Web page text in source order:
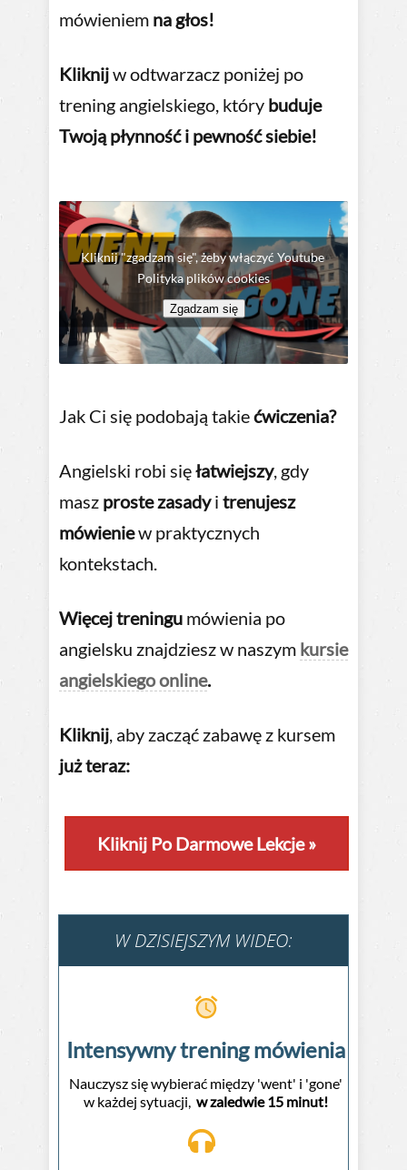
mówieniem na głos!
Kliknijw odtwarzacz poniżej po
trening angielskiego, który buduje
Twoją płynność i pewność siebie!
Kliknij "zgadzam się", żeby włączyć Youtube
Polityka plików cookies
Zgadzam się
Jak Ci się podobają takiećwiczenia?
Angielski robi sięłatwiejszy, gdy
masz proste zasadyi trenujesz
mówieniew praktycznych
kontekstach.
Więcej treningu mówienia po
angielsku znajdziesz w naszym kursie
angielskiego online.
Kliknij, aby zacząć zabawę z kursem
już teraz:
Kliknij Po Darmowe Lekcje»
W DZISIEJSZYM WIDEO:
Intensywny trening mówienia
Nauczysz się wybierać między 'went' i 'gone'
w każdej sytuacji, w zaledwie 15 minut!